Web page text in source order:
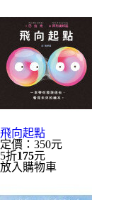
飛向起點
定價：350元
5折175元
放入購物車